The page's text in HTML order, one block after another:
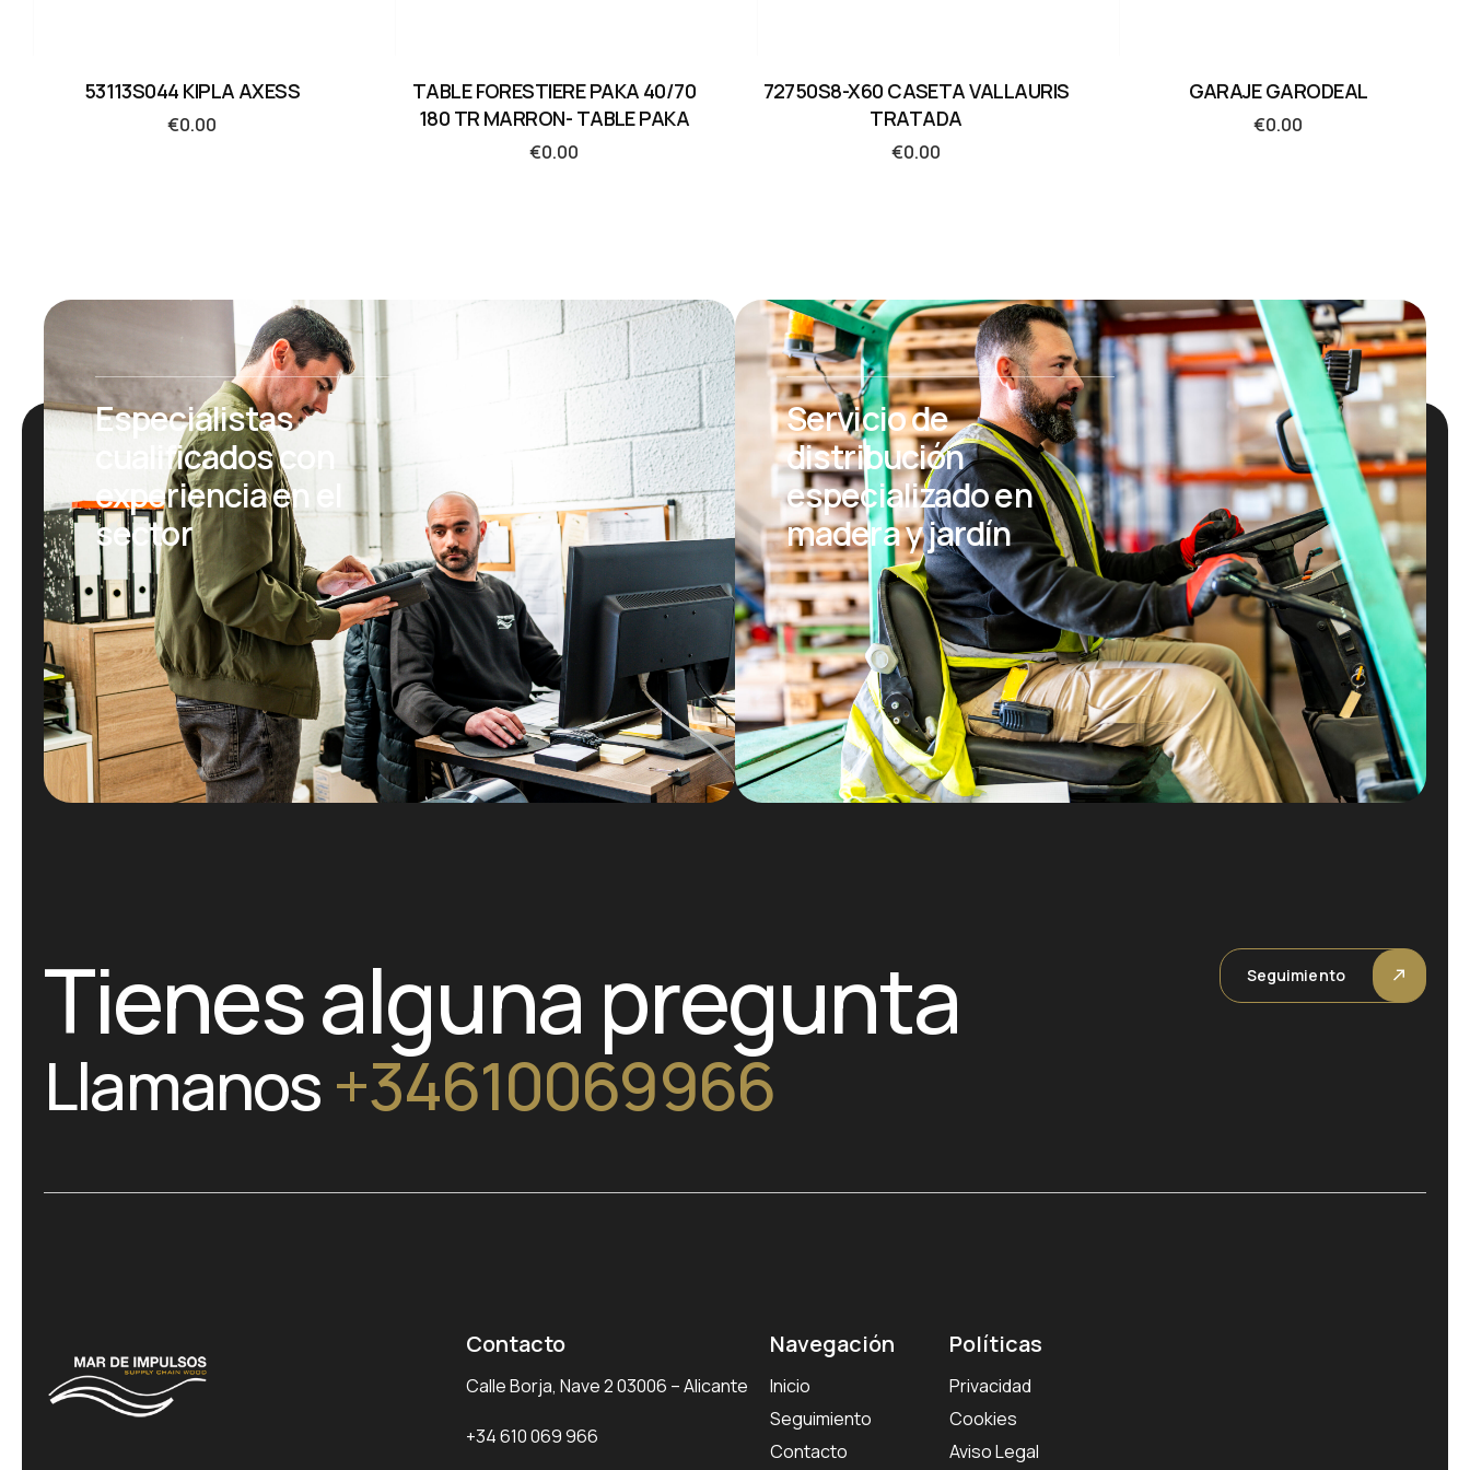
53113S044 KIPLA AXESS
€0.00
TABLE FORESTIERE PAKA 40/70
180 TR MARRON- TABLE PAKA
€0.00
72750S8-X60 CASETA VALLAURIS
TRATADA
€0.00
GARAJE GARODEAL
€0.00
Especialistas
cualificados con
experiencia en el
sector
Servicio de
distribución
especializado en
madera y jardín
Tienes alguna pregunta
Llamanos+34610069966
Seguimiento
Contacto
Calle Borja, Nave 2 03006 – Alicante
+34 610 069 966
Navegación
Inicio
Seguimiento
Contacto
Políticas
Privacidad
Cookies
Aviso Legal